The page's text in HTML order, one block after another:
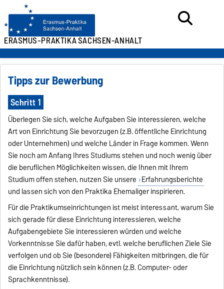
ERASMUS-PRAKTIKASACHSEN-ANHALT
Tipps zur Bewerbung
Schritt 1
Überlegen Sie sich, welche Aufgaben Sie interessieren, welche
Art von Einrichtung Sie bevorzugen (z.B. öffentliche Einrichtung
oder Unternehmen) und welche Länder in Frage kommen. Wenn
Sie noch am Anfang Ihres Studiums stehen und noch wenig über
die beruflichen Möglichkeiten wissen, die Ihnen mit Ihrem
Studium offen stehen, nutzen Sie unsere Erfahrungsberichte
und lassen sich von den Praktika Ehemaliger inspirieren.
Für die Praktikumseinrichtungen ist meist interessant, warum Sie
sich gerade für diese Einrichtung interessieren, welche
Aufgabengebiete Sie interessieren würden und welche
Vorkenntnisse Sie dafür haben, evtl. welche beruflichen Ziele Sie
verfolgen und ob Sie (besondere) Fähigkeiten mitbringen, die für
die Einrichtung nützlich sein können (z.B. Computer- oder
Sprachkenntnisse).